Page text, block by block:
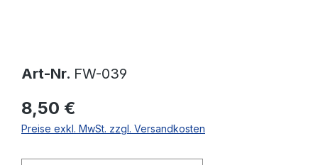
Art-Nr. FW-039
8,50 €
Preise exkl. MwSt. zzgl. Versandkosten